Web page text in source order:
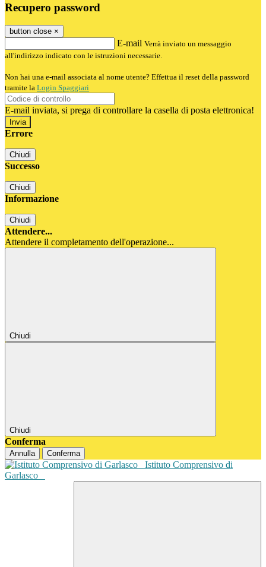
Recupero password
button close ×
E-mail Verrà inviato un messaggio
all'indirizzo indicato con le istruzioni necessarie.
Non hai una e-mail associata al nome utente? Effettua il reset della password
tramite la Login Spaggiari
E-mail inviata, si prega di controllare la casella di posta elettronica!
Errore
Chiudi
Successo
Chiudi
Informazione
Chiudi
Attendere...
Attendere il completamento dell'operazione...
Chiudi
Chiudi
Conferma
Annulla Conferma
Istituto Comprensivo di
Garlasco